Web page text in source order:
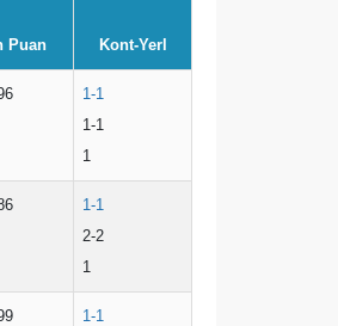
Puan Kont-Yerl
1-1
1-1
1
1-1
2-2
1
1-1